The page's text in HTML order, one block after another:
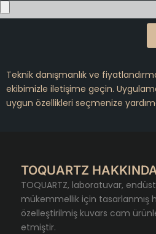
Teknik danışmanlık ve
ekibimizle iletişime geçin.
uygun özellikleri seçmenize
TOQUARTZ
TOQUARTZ, laboratuvar,
mükemmellik için tasarlanmış
özelleştirilmiş kuvars cam
etmiştir.